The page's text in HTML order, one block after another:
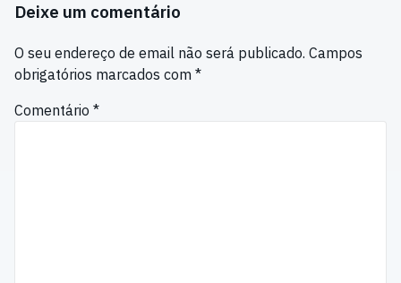
Deixe um comentário
O seu endereço de email não será publicado. Campos
obrigatórios marcados com *
Comentário *